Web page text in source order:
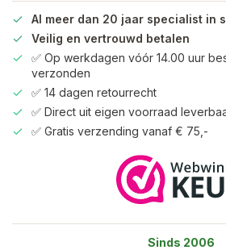
Al meer dan 20 jaar specialist in
Veilig en vertrouwd betalen
✅ Op werkdagen vóór 14.00 uur
verzonden
✅ 14 dagen retourrecht
✅ Direct uit eigen voorraad
✅ Gratis verzending vanaf € 75,-
Sinds 2006